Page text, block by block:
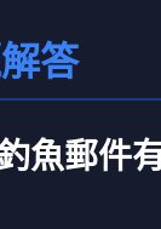
答
魚郵件